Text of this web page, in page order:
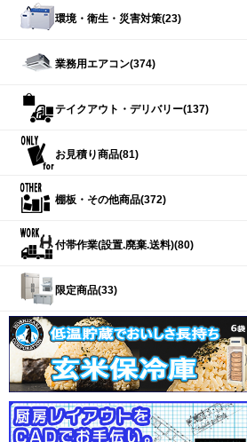
環境・衛生・災害対策(23)
業務用エアコン(374)
テイクアウト・デリバリー(137)
お見積り商品(81)
棚板・その他商品(372)
付帯作業(設置.廃棄.送料)(80)
限定商品(33)